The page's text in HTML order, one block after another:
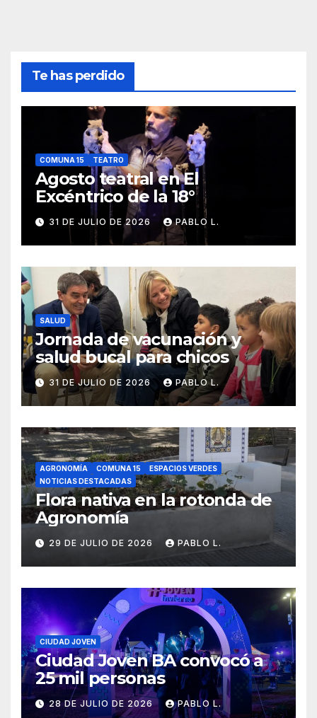
Te has perdido
COMUNA 15 TEATRO
Agosto teatral en El
Excéntrico de la 18°
31 DE JULIO DE 2026 PABLO L.
SALUD
Jornada de vacunación y
salud bucal para chicos
31 DE JULIO DE 2026 PABLO L.
AGRONOMÍA COMUNA 15
ESPACIOS VERDES
NOTICIAS DESTACADAS
Flora nativa en la rotonda de
Agronomía
29 DE JULIO DE 2026 PABLO L.
CIUDAD JOVEN
Ciudad Joven BA convocó a
25 mil personas
28 DE JULIO DE 2026 PABLO L.